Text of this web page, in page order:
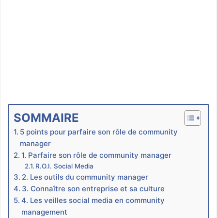
SOMMAIRE
5 points pour parfaire son rôle de community
manager
1. Parfaire son rôle de community manager
R.O.I. Social Media
2. Les outils du community manager
3. Connaître son entreprise et sa culture
4. Les veilles social media en community
management